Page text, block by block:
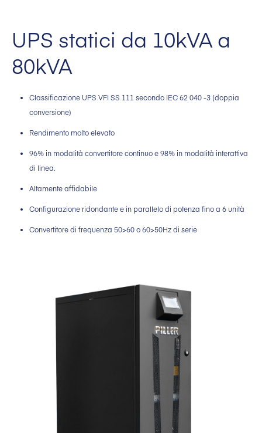
UPS statici da 10kVA a
80kVA
Classificazione UPS VFI SS 111 secondo IEC 62 040 -3 (doppia
conversione)
Rendimento molto elevato
96% in modalità convertitore continuo e 98% in modalità interattiva
di linea.
Altamente affidabile
Configurazione ridondante e in parallelo di potenza fino a 6 unità
Convertitore di frequenza 50>60 o 60>50Hz di serie